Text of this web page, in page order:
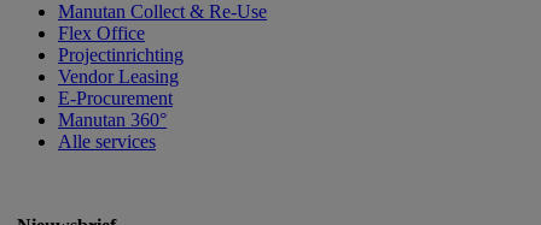
Manutan Collect & Re-Use
Flex Office
Projectinrichting
Vendor Leasing
E-Procurement
Manutan 360°
Alle services